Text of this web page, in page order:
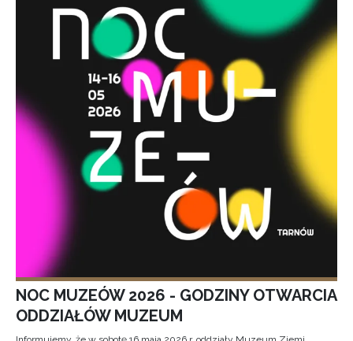
NOC MUZEÓW 2026 - GODZINY OTWARCIA
ODDZIAŁÓW MUZEUM